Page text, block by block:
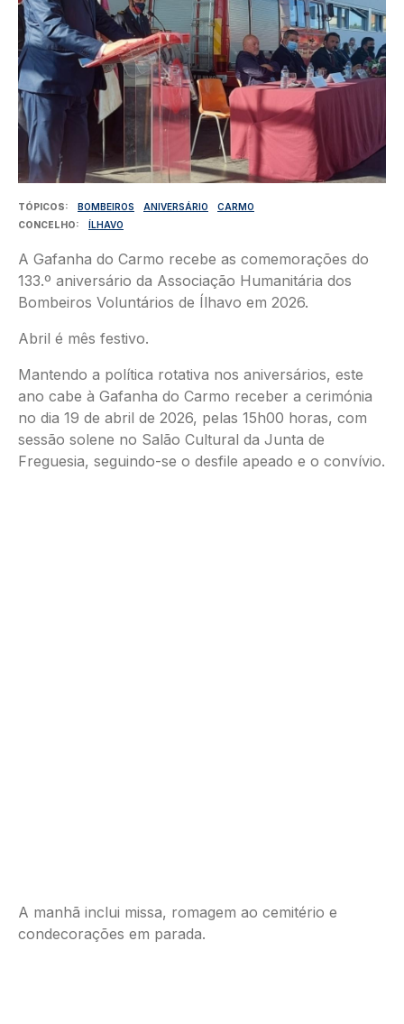
TÓPICOS BOMBEIROS ANIVERSÁRIO
CARMO
CONCELHO
ÍLHAVO
A Gafanha do Carmo recebe as comemorações do
133.º aniversário da Associação Humanitária dos
Bombeiros Voluntários de Ílhavo em 2026.
Abril é mês festivo.
Mantendo a política rotativa nos aniversários, este
ano cabe à Gafanha do Carmo receber a cerimónia
no dia 19 de abril de 2026, pelas 15h00 horas, com
sessão solene no Salão Cultural da Junta de
Freguesia, seguindo-se o desfile apeado e o convívio.
A manhã inclui missa, romagem ao cemitério e
condecorações em parada.